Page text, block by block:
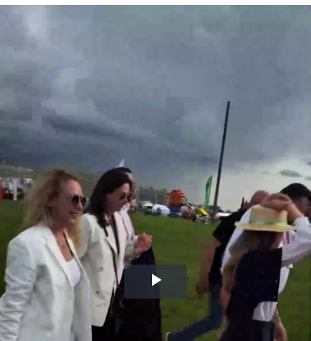
Воспроизвести
видео